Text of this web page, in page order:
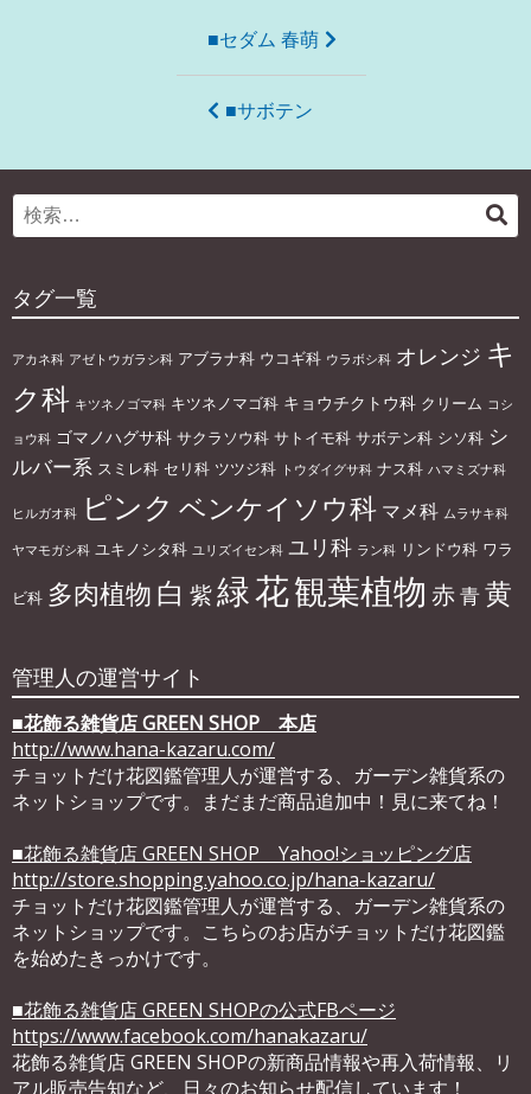
ゲ
ー
ョ
■セダム 春萌
■サボテン
Search
for:
検
タグ一覧
アカネ科 アゼトウガラシ科 アブラナ科 ウコギ科 ウラボシ科 オレンジ キ
ク科 キツネノゴマ科 キツネノマゴ科 キョウチクトウ科 クリーム コシ
ョウ科 ゴマノハグサ科 サクラソウ科 サトイモ科 サボテン科 シソ科 シ
ルバー系 スミレ科 セリ科 ツツジ科 トウダイグサ科 ナス科 ハマミズナ科
ヒルガオ科 ピンク ベンケイソウ科 マメ科 ムラサキ科
ヤマモガシ科 ユキノシタ科 ユリズイセン科 ユリ科 ラン科 リンドウ科 ワラ
ビ科 多肉植物 白 紫緑花観葉植物 赤 青黄
管理人の運営サイト
■花飾る雑貨店 GREEN SHOP 本店
http://www.hana-kazaru.com/
チョットだけ花図鑑管理人が運営する、ガーデン雑貨系の
ネットショップです。まだまだ商品追加中！見に来てね！
■花飾る雑貨店 GREEN SHOP Yahoo!ショッピング店
http://store.shopping.yahoo.co.jp/hana-kazaru/
チョットだけ花図鑑管理人が運営する、ガーデン雑貨系の
ネットショップです。こちらのお店がチョットだけ花図鑑
を始めたきっかけです。
■花飾る雑貨店 GREEN SHOPの公式FBページ
https://www.facebook.com/hanakazaru/
花飾る雑貨店 GREEN SHOPの新商品情報や再入荷情報、リ
アル販売告知など、日々のお知らせ配信しています！